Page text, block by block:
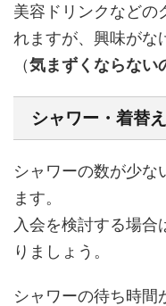
美容ドリンクなどの
れますが、興味がな
（気まずくならない
シャワー・着替
シャワーの数が少な
ます。
入会を検討する場
りましょう。
シャワーの待ち時間